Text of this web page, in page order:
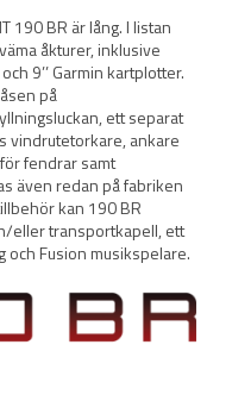
190 BR är lång. I listan
åkturer, inklusive
9’’ Garmin kartplotter.
på
ett separat
vindrutetorkare, ankare
fendrar samt
även redan på fabriken
kan 190 BR
eller transportkapell, ett
Fusion musikspelare.